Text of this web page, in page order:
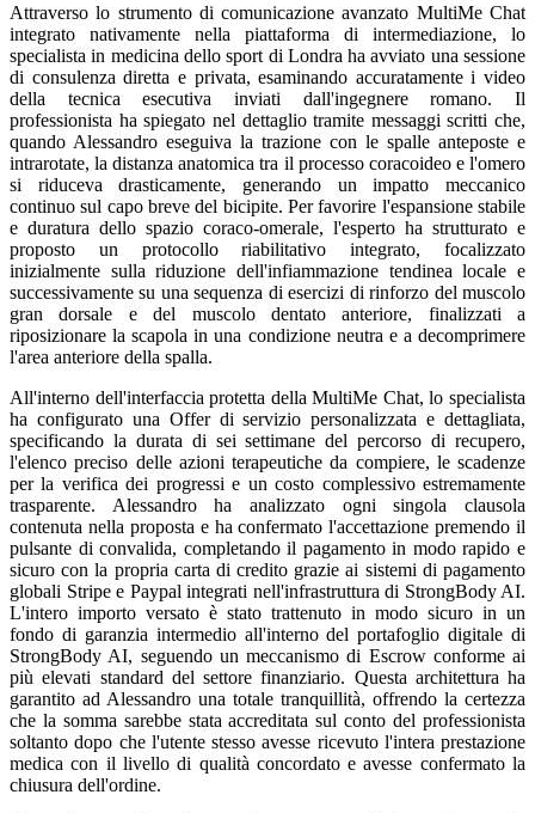
Attraverso lo strumento di comunicazione avanzato MultiMe Chat
integrato nativamente nella piattaforma di intermediazione, lo
specialista in medicina dello sport di Londra ha avviato una sessione
di consulenza diretta e privata, esaminando accuratamente i video
della tecnica esecutiva inviati dall'ingegnere romano. Il
professionista ha spiegato nel dettaglio tramite messaggi scritti che,
quando Alessandro eseguiva la trazione con le spalle anteposte e
intrarotate, la distanza anatomica tra il processo coracoideo e l'omero
si riduceva drasticamente, generando un impatto meccanico
continuo sul capo breve del bicipite. Per favorire l'espansione stabile
e duratura dello spazio coraco-omerale, l'esperto ha strutturato e
proposto un protocollo riabilitativo integrato, focalizzato
inizialmente sulla riduzione dell'infiammazione tendinea locale e
successivamente su una sequenza di esercizi di rinforzo del muscolo
gran dorsale e del muscolo dentato anteriore, finalizzati a
riposizionare la scapola in una condizione neutra e a decomprimere
l'area anteriore della spalla.
All'interno dell'interfaccia protetta della MultiMe Chat, lo specialista
ha configurato una Offer di servizio personalizzata e dettagliata,
specificando la durata di sei settimane del percorso di recupero,
l'elenco preciso delle azioni terapeutiche da compiere, le scadenze
per la verifica dei progressi e un costo complessivo estremamente
trasparente. Alessandro ha analizzato ogni singola clausola
contenuta nella proposta e ha confermato l'accettazione premendo il
pulsante di convalida, completando il pagamento in modo rapido e
sicuro con la propria carta di credito grazie ai sistemi di pagamento
globali Stripe e Paypal integrati nell'infrastruttura di StrongBody AI.
L'intero importo versato è stato trattenuto in modo sicuro in un
fondo di garanzia intermedio all'interno del portafoglio digitale di
StrongBody AI, seguendo un meccanismo di Escrow conforme ai
più elevati standard del settore finanziario. Questa architettura ha
garantito ad Alessandro una totale tranquillità, offrendo la certezza
che la somma sarebbe stata accreditata sul conto del professionista
soltanto dopo che l'utente stesso avesse ricevuto l'intera prestazione
medica con il livello di qualità concordato e avesse confermato la
chiusura dell'ordine.